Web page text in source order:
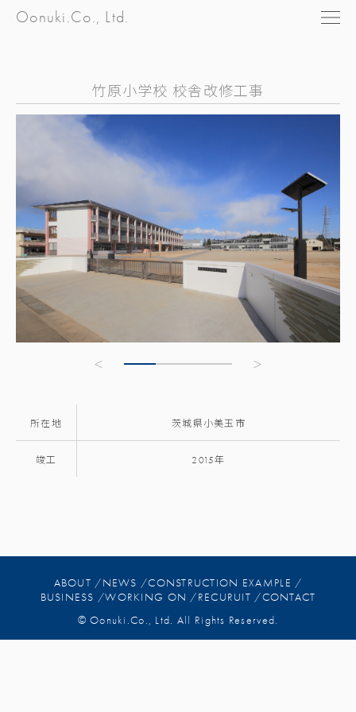
Oonuki.Co., Ltd.
竹原小学校 校舎改修工事
所在地 茨城県小美玉市
竣工 2015年
ABOUT /NEWS /CONSTRUCTION EXAMPLE /
BUSINESS /WORKING ON /RECURUIT /CONTACT
© Oonuki.Co., Ltd. All Rights Reserved.